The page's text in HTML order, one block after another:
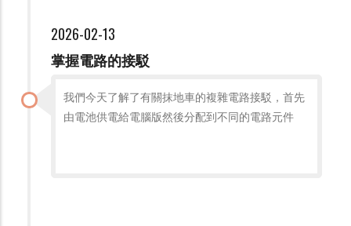
2026-02-13
掌握電路的接駁
我們今天了解了有關抹地車的複雜電路接駁，首先
由電池供電給電腦版然後分配到不同的電路元件